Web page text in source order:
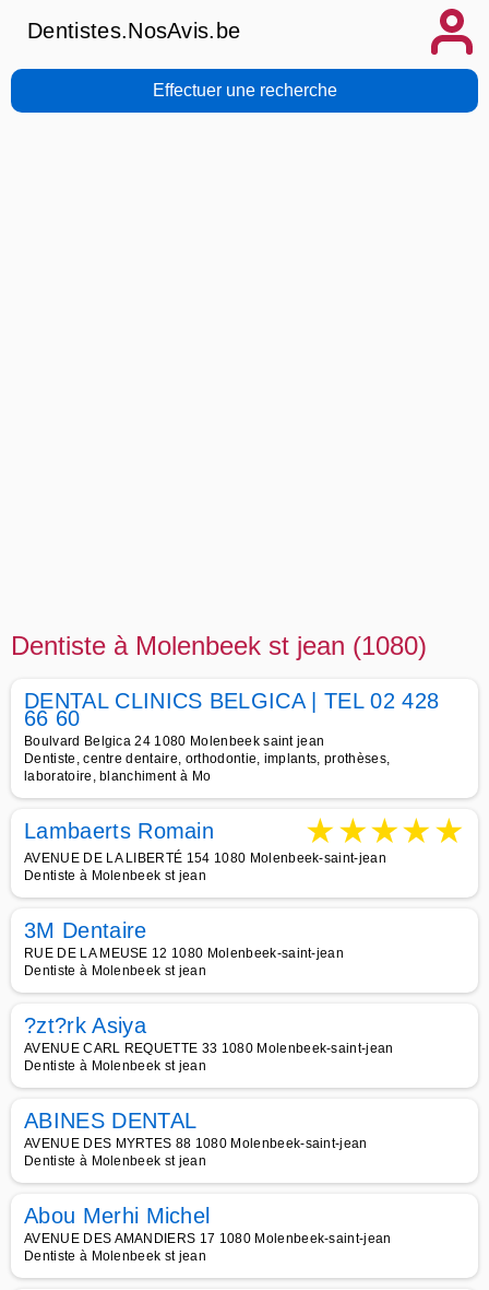
Dentistes.NosAvis.be
Effectuer une recherche
Dentiste à Molenbeek st jean (1080)
DENTAL CLINICS BELGICA | TEL 02 428
66 60
Boulvard Belgica 24 1080 Molenbeek saint jean
Dentiste, centre dentaire, orthodontie, implants, prothèses,
laboratoire, blanchiment à Mo
Lambaerts Romain ★★★★★
AVENUE DE LA LIBERTÉ 154 1080 Molenbeek-saint-jean
Dentiste à Molenbeek st jean
3M Dentaire
RUE DE LA MEUSE 12 1080 Molenbeek-saint-jean
Dentiste à Molenbeek st jean
?zt?rk Asiya
AVENUE CARL REQUETTE 33 1080 Molenbeek-saint-jean
Dentiste à Molenbeek st jean
ABINES DENTAL
AVENUE DES MYRTES 88 1080 Molenbeek-saint-jean
Dentiste à Molenbeek st jean
Abou Merhi Michel
AVENUE DES AMANDIERS 17 1080 Molenbeek-saint-jean
Dentiste à Molenbeek st jean